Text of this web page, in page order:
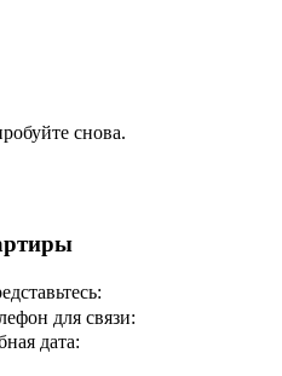
снова.
для связи:
дата: